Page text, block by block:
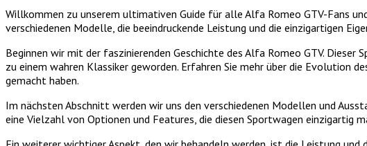
Willkommen zu unserem ultimativen Guide für alle Alfa Romeo GTV-Fans
verschiedenen Modelle, die beeindruckende Leistung und die einzigartigen
Beginnen wir mit der faszinierenden Geschichte des Alfa Romeo GTV.
zu einem wahren Klassiker geworden. Erfahren Sie mehr über die Evolution
gemacht haben.
Im nächsten Abschnitt werden wir uns den verschiedenen Modellen und
eine Vielzahl von Optionen und Features, die diesen Sportwagen einzigartig